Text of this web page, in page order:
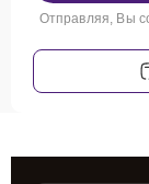
Отправляя, Вы